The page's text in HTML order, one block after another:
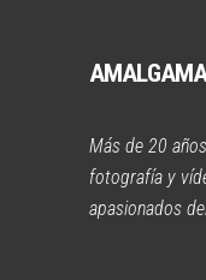
Más de 20
fotografía y
apasionados